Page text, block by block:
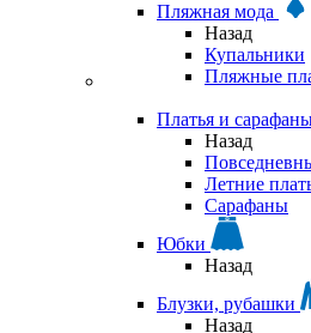
Пляжная мода
Назад
Купальники
Пляжные
Платья и
Назад
Летние
Сарафаны
Юбки
Назад
Блузки, рубашки
Назад